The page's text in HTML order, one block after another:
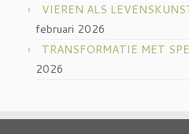
VIEREN ALS
februari 2026
TRANSFORMATIE MET
2026